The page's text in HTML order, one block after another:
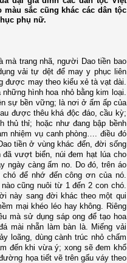
sắc cũng khác các dân tộc
phụ nữ.
mà trang nhã, người Dao tiền bao
vải tự dệt để may y phục liên
được may theo kiểu xẻ tà vạt dài.
hình hoa nhỏ bằng kim loại.
sự bền vững; là nơi ở ấm ấp của
được thêu khá độc đáo, cầu kỳ;
thủ thỉ; hoặc như đang bập bềnh
nhiệm vụ canh phòng…. điều đó
tiền ở vùng khác đến, đời sống
vượt biển, núi đem hạt lúa cho
ngày càng ấm no. Do đó, trên áo
để nhớ đến công ơn của nó.
cũng nuôi từ 1 đến 2 con chó.
này sang đời khác theo một qui
mại khéo léo hay không. Riêng
mà sử dụng sáp o­ng để tạo hoa
mài nhẵn làm bàn là. Miếng vải
loãng, dùng cành trúc nhỏ chấm
đến khi vừa ý; xong sẽ đem khổ
họa tiết vẽ trên gấu váy theo